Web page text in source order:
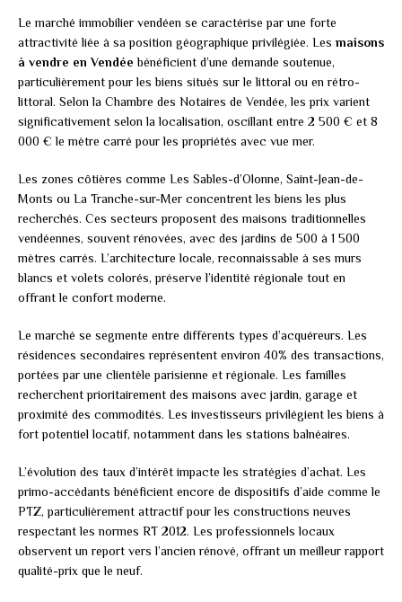
Le marché immobilier vendéen se caractérise par une forte
attractivité liée à sa position géographique privilégiée. Les maisons
à vendre en Vendée bénéficient d’une demande soutenue,
particulièrement pour les biens situés sur le littoral ou en rétro-
littoral. Selon la Chambre des Notaires de Vendée, les prix varient
significativement selon la localisation, oscillant entre 2 500 € et 8
000 € le mètre carré pour les propriétés avec vue mer.
Les zones côtières comme Les Sables-d’Olonne, Saint-Jean-de-
Monts ou La Tranche-sur-Mer concentrent les biens les plus
recherchés. Ces secteurs proposent des maisons traditionnelles
vendéennes, souvent rénovées, avec des jardins de 500 à 1 500
mètres carrés. L’architecture locale, reconnaissable à ses murs
blancs et volets colorés, préserve l’identité régionale tout en
offrant le confort moderne.
Le marché se segmente entre différents types d’acquéreurs. Les
résidences secondaires représentent environ 40% des transactions,
portées par une clientèle parisienne et régionale. Les familles
recherchent prioritairement des maisons avec jardin, garage et
proximité des commodités. Les investisseurs privilégient les biens à
fort potentiel locatif, notamment dans les stations balnéaires.
L’évolution des taux d’intérêt impacte les stratégies d’achat. Les
primo-accédants bénéficient encore de dispositifs d’aide comme le
PTZ, particulièrement attractif pour les constructions neuves
respectant les normes RT 2012. Les professionnels locaux
observent un report vers l’ancien rénové, offrant un meilleur rapport
qualité-prix que le neuf.